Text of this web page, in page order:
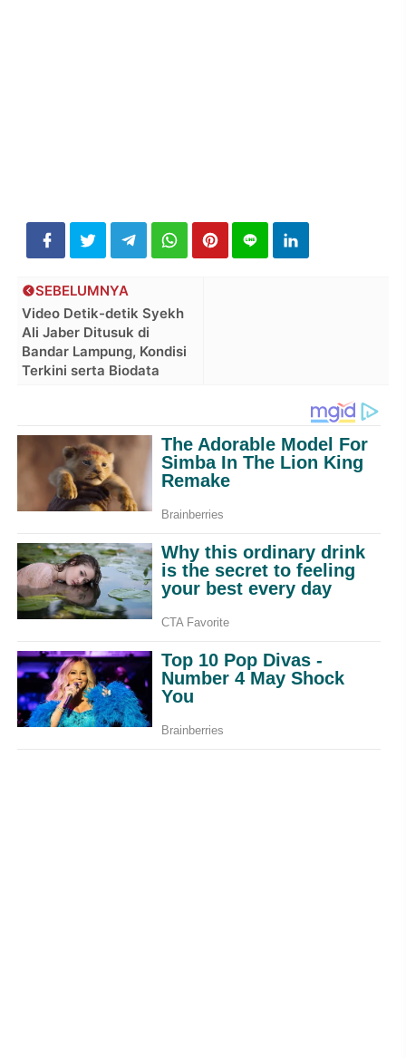
SEBELUMNYA
Video Detik-detik Syekh
Ali Jaber Ditusuk di
Bandar Lampung, Kondisi
Terkini serta Biodata